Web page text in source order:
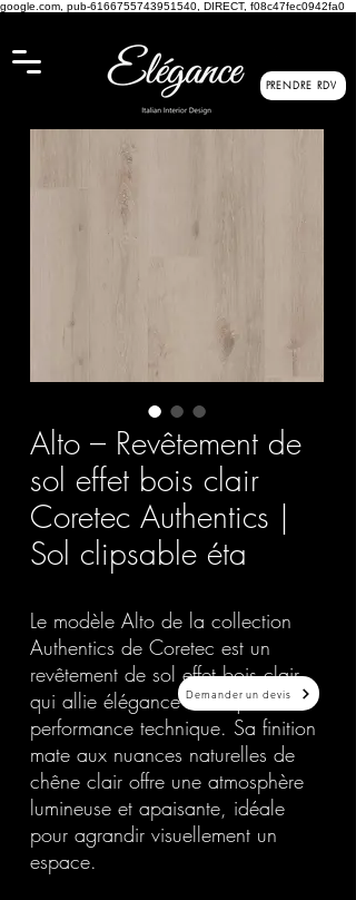
google.com, pub-6166755743951540, DIRECT, f08c47fec0942fa0
PRENDRE RDV
Alto – Revêtement de
sol effet bois clair
Coretec Authentics |
Sol clipsable éta
Le modèle Alto de la collection
Authentics de Coretec est un
revêtement de sol effet bois clair
qui allie élégance nordique et
performance technique. Sa finition
mate aux nuances naturelles de
chêne clair offre une atmosphère
lumineuse et apaisante, idéale
pour agrandir visuellement un
espace.
Demander un devis